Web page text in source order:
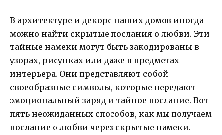
В архитектуре и декоре наших домов иногда
можно найти скрытые послания о любви. Эти
тайные намеки могут быть закодированы в
узорах, рисунках или даже в предметах
интерьера. Они представляют собой
своеобразные символы, которые передают
эмоциональный заряд и тайное послание. Вот
пять неожиданных способов, как мы получаем
послание о любви через скрытые намеки.